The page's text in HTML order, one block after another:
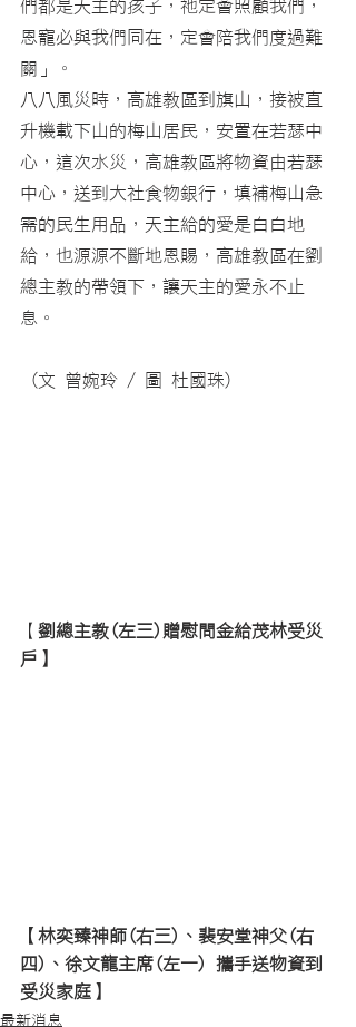
們都是天主的孩子，祂定會照顧我們，
恩寵必與我們同在，定會陪我們度過難
關」。
八八風災時，高雄教區到旗山，接被直
升機載下山的梅山居民，安置在若瑟中
心，這次水災，高雄教區將物資由若瑟
中心，送到大社食物銀行，填補梅山急
需的民生用品，天主給的愛是白白地
給，也源源不斷地恩賜，高雄教區在劉
總主教的帶領下，讓天主的愛永不止
息。
(文 曾婉玲 / 圖 杜國珠)
【 劉總主教(左三)贈慰問金給茂林受災
戶】
【林奕臻神師(右三)、裴安堂神父(右
四)、徐文龍主席(左一) 攜手送物資到
受災家庭】
最新消息